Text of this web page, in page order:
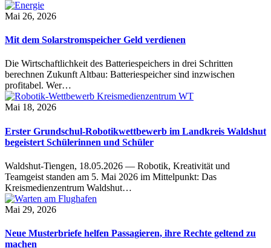
Mai 26, 2026
Mit dem Solarstromspeicher Geld verdienen
Die Wirtschaftlichkeit des Batteriespeichers in drei Schritten
berechnen Zukunft Altbau: Batteriespeicher sind inzwischen
profitabel. Wer…
Mai 18, 2026
Erster Grundschul-Robotikwettbewerb im Landkreis Waldshut
begeistert Schülerinnen und Schüler
Waldshut-Tiengen, 18.05.2026 — Robotik, Kreativität und
Teamgeist standen am 5. Mai 2026 im Mittelpunkt: Das
Kreismedienzentrum Waldshut…
Mai 29, 2026
Neue Musterbriefe helfen Passagieren, ihre Rechte geltend zu
machen